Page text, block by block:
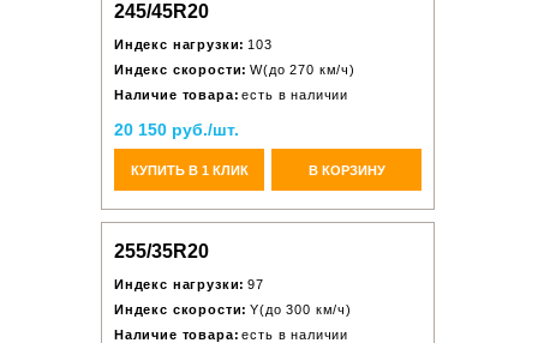
245/45R20
Индекс нагрузки: 103
Индекс скорости: W(до 270 км/ч)
Наличие товара: есть в наличии
20 150 руб./шт.
КУПИТЬ В 1 КЛИК В КОРЗИНУ
255/35R20
Индекс нагрузки: 97
Индекс скорости: Y(до 300 км/ч)
Наличие товара: есть в наличии